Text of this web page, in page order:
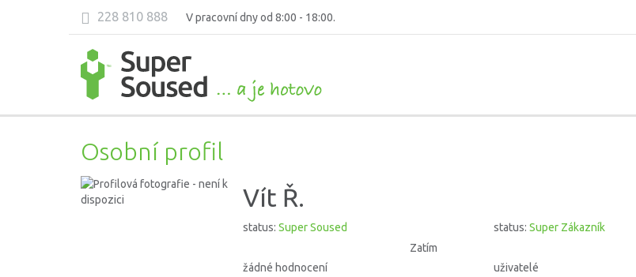
228 810 888 V pracovní dny od 8:00 - 18:00.
Osobní profil
Vít Ř.
status: Super Soused
Zatím
žádné hodnocení
status: Super Zákazník
uživatelé